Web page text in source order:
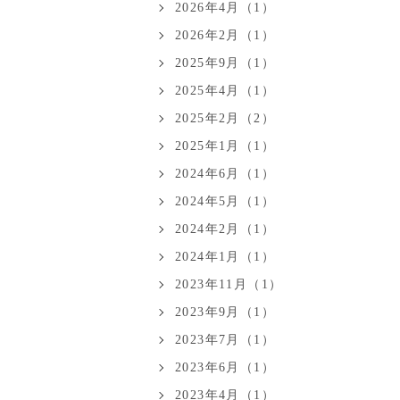
2026年4月（1）
2026年2月（1）
2025年9月（1）
2025年4月（1）
2025年2月（2）
2025年1月（1）
2024年6月（1）
2024年5月（1）
2024年2月（1）
2024年1月（1）
2023年11月（1）
2023年9月（1）
2023年7月（1）
2023年6月（1）
2023年4月（1）